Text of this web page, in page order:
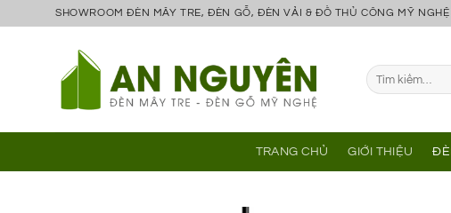
SHOWROOM ĐÈN MÂY TRE, ĐÈN GỖ, ĐÈN VẢI & ĐỒ THỦ CÔNG MỸ NGHỆ
Tìm
kiếm:
TRANG CHỦ GIỚI THIỆU